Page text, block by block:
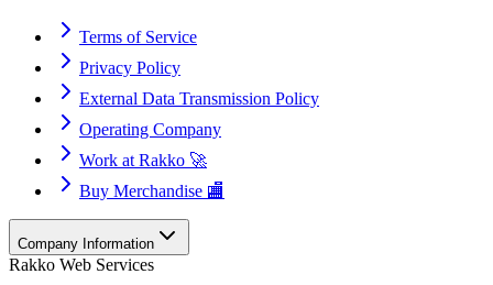
Terms of Service
Privacy Policy
External Data Transmission Policy
Operating Company
Work at Rakko 🚀
Buy Merchandise 🏬
Company Information
Rakko Web Services